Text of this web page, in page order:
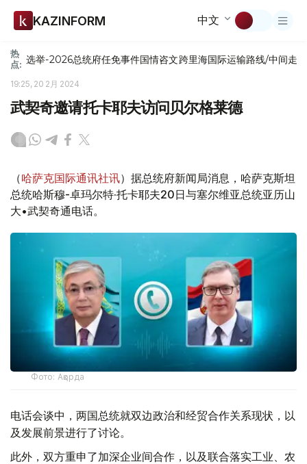
KAZINFORM 中文
热
点: 选举-2026总统府任免事件国情咨文跨里海国际运输路线/中间走廊
19:25, 20 2月 2024
武契奇邀请托卡耶夫访问贝尔格莱德
（哈萨克国际通讯社讯）据总统府新闻局消息，哈萨克斯坦
总统哈斯穆-卓玛尔特·托卡耶夫20日与塞尔维亚总统亚历山
大•武契奇通电话。
Фото: Ақорда
电话会谈中，两国总统就双边政治和经贸合作关系现状，以
及发展前景进行了讨论。
此外，双方重申了加深企业间合作，以及联合落实工业、农